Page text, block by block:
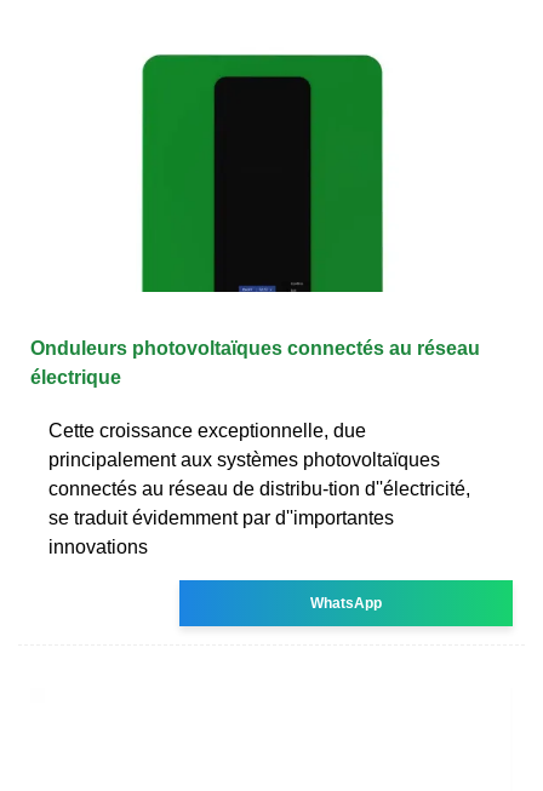
Onduleurs photovoltaïques connectés au réseau
électrique
Cette croissance exceptionnelle, due
principalement aux systèmes photovoltaïques
connectés au réseau de distribu-tion d''électricité,
se traduit évidemment par d''importantes
innovations
WhatsApp